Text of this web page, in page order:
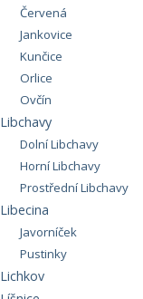
Červená
Jankovice
Kunčice
Orlice
Ovčín
Libchavy
Dolní Libchavy
Horní Libchavy
Prostřední Libchavy
Libecina
Javorníček
Pustinky
Lichkov